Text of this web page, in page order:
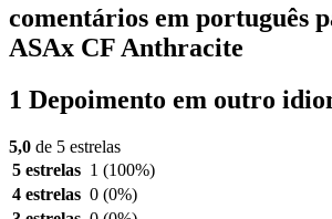
comentários em português
ASAx CF Anthracite
1 Depoimento em outro
5,0 de 5 estrelas
5 estrelas 1 (100%)
4 estrelas 0 (0%)